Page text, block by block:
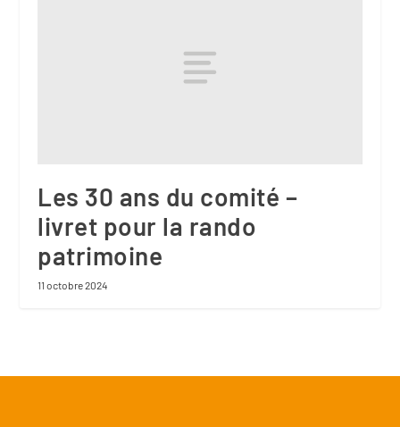
Les 30 ans du comité –
livret pour la rando
patrimoine
11 octobre 2024